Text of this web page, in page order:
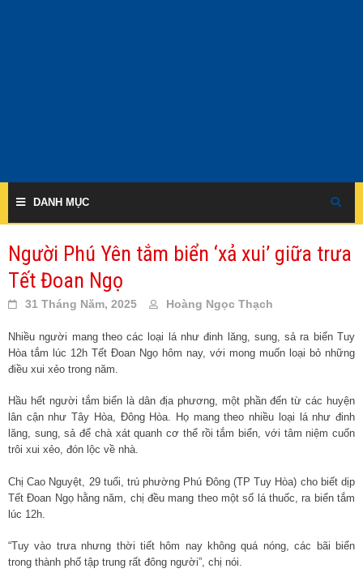
DANH MỤC
Người Phú Yên tắm biển ‘xả xui’ giữa trưa
Tết Đoan Ngọ
31 Tháng Năm, 2025 Hoàng Ngọc Thạch
Nhiều người mang theo các loại lá như đinh lăng, sung, sả ra biển Tuy
Hòa tắm lúc 12h Tết Đoan Ngọ hôm nay, với mong muốn loại bỏ những
điều xui xẻo trong năm.
Hầu hết người tắm biển là dân địa phương, một phần đến từ các huyện
lân cận như Tây Hòa, Đông Hòa. Họ mang theo nhiều loại lá như đinh
lăng, sung, sả để chà xát quanh cơ thể rồi tắm biển, với tâm niệm cuốn
trôi xui xẻo, đón lộc về nhà.
Chị Cao Nguyệt, 29 tuổi, trú phường Phú Đông (TP Tuy Hòa) cho biết dịp
Tết Đoan Ngọ hằng năm, chị đều mang theo một số lá thuốc, ra biển tắm
lúc 12h.
“Tuy vào trưa nhưng thời tiết hôm nay không quá nóng, các bãi biển
trong thành phố tập trung rất đông người”, chị nói.